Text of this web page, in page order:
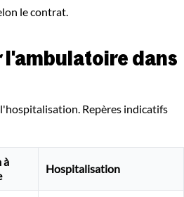
le contrat.
l'ambulatoire dans
Repères indicatifs
à
Hospitalisation